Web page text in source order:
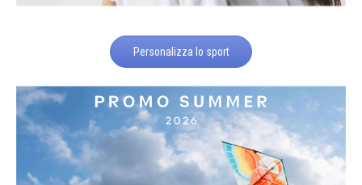
Personalizza lo sport